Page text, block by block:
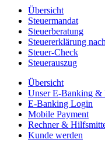
Übersicht
Steuermandat
Steuerberatung
Steuererklärung
Steuer-Check
Steuerauszug
Übersicht
Unser E-Banking
E-Banking Login
Mobile Payment
Rechner &
Kunde werden